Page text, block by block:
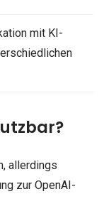
mit KI-
allerdings
zur OpenAI-